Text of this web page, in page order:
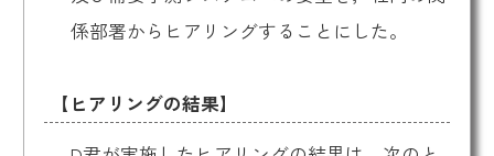
係部署からヒアリングすることにした。
【ヒアリングの結果】